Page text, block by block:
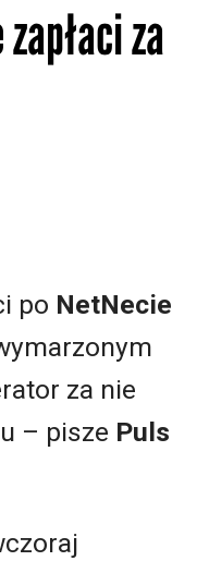
za
po NetNecie
za nie
– pisze Puls